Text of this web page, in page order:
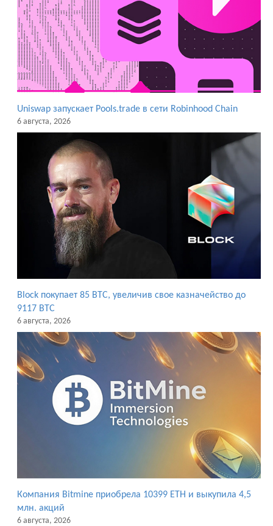
Uniswap запускает Pools.trade в сети Robinhood Chain
6 августа, 2026
Block покупает 85 BTC, увеличив свое казначейство до
9117 BTC
6 августа, 2026
Компания Bitmine приобрела 10399 ETH и выкупила 4,5
млн. акций
6 августа, 2026